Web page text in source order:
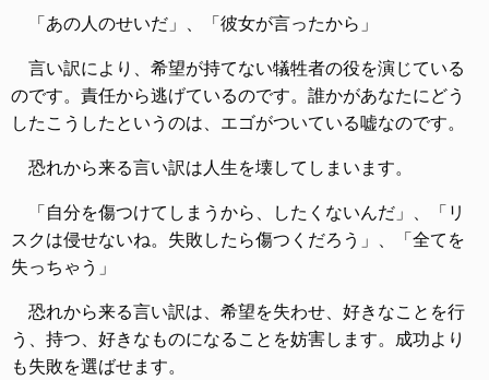
「あの人のせいだ」、「彼女が言ったから」
言い訳により、希望が持てない犠牲者の役を演じている
のです。責任から逃げているのです。誰かがあなたにどう
したこうしたというのは、エゴがついている嘘なのです。
恐れから来る言い訳は人生を壊してしまいます。
「自分を傷つけてしまうから、したくないんだ」、「リ
スクは侵せないね。失敗したら傷つくだろう」、「全てを
失っちゃう」
恐れから来る言い訳は、希望を失わせ、好きなことを行
う、持つ、好きなものになることを妨害します。成功より
も失敗を選ばせます。